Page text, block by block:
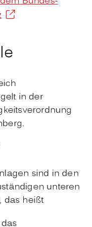
in der
sind in den
unteren
das heißt